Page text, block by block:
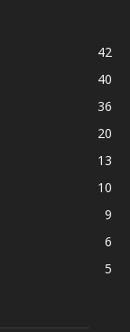
42
40
36
20
13
10
9
6
5